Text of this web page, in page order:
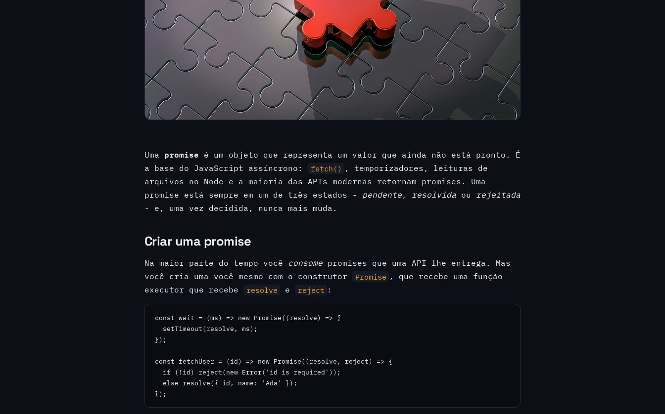
Uma promise é um objeto que representa um valor que ainda não está pronto. É
a base do JavaScript assíncrono:
fetch()
, temporizadores, leituras de
arquivos no Node e a maioria das APIs modernas retornam promises. Uma
promise está sempre em um de três estados - pendente, resolvida ou rejeitada
- e, uma vez decidida, nunca mais muda.
Criar uma promise
Na maior parte do tempo você consome promises que uma API lhe entrega. Mas
você cria uma você mesmo com o construtor
Promise , que recebe uma função
executor que recebe
resolve e reject :
const wait = (ms) => new Promise((resolve) => {
  setTimeout(resolve, ms);
});
const fetchUser = (id) => new Promise((resolve, reject) => {
  if (!id) reject(new Error('id is required'));
  else resolve({ id, name: 'Ada' });
});